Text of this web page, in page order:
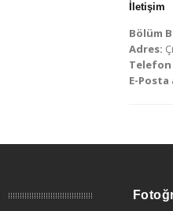
İletişim
Bölüm
Adres:
Telefon
E-Posta